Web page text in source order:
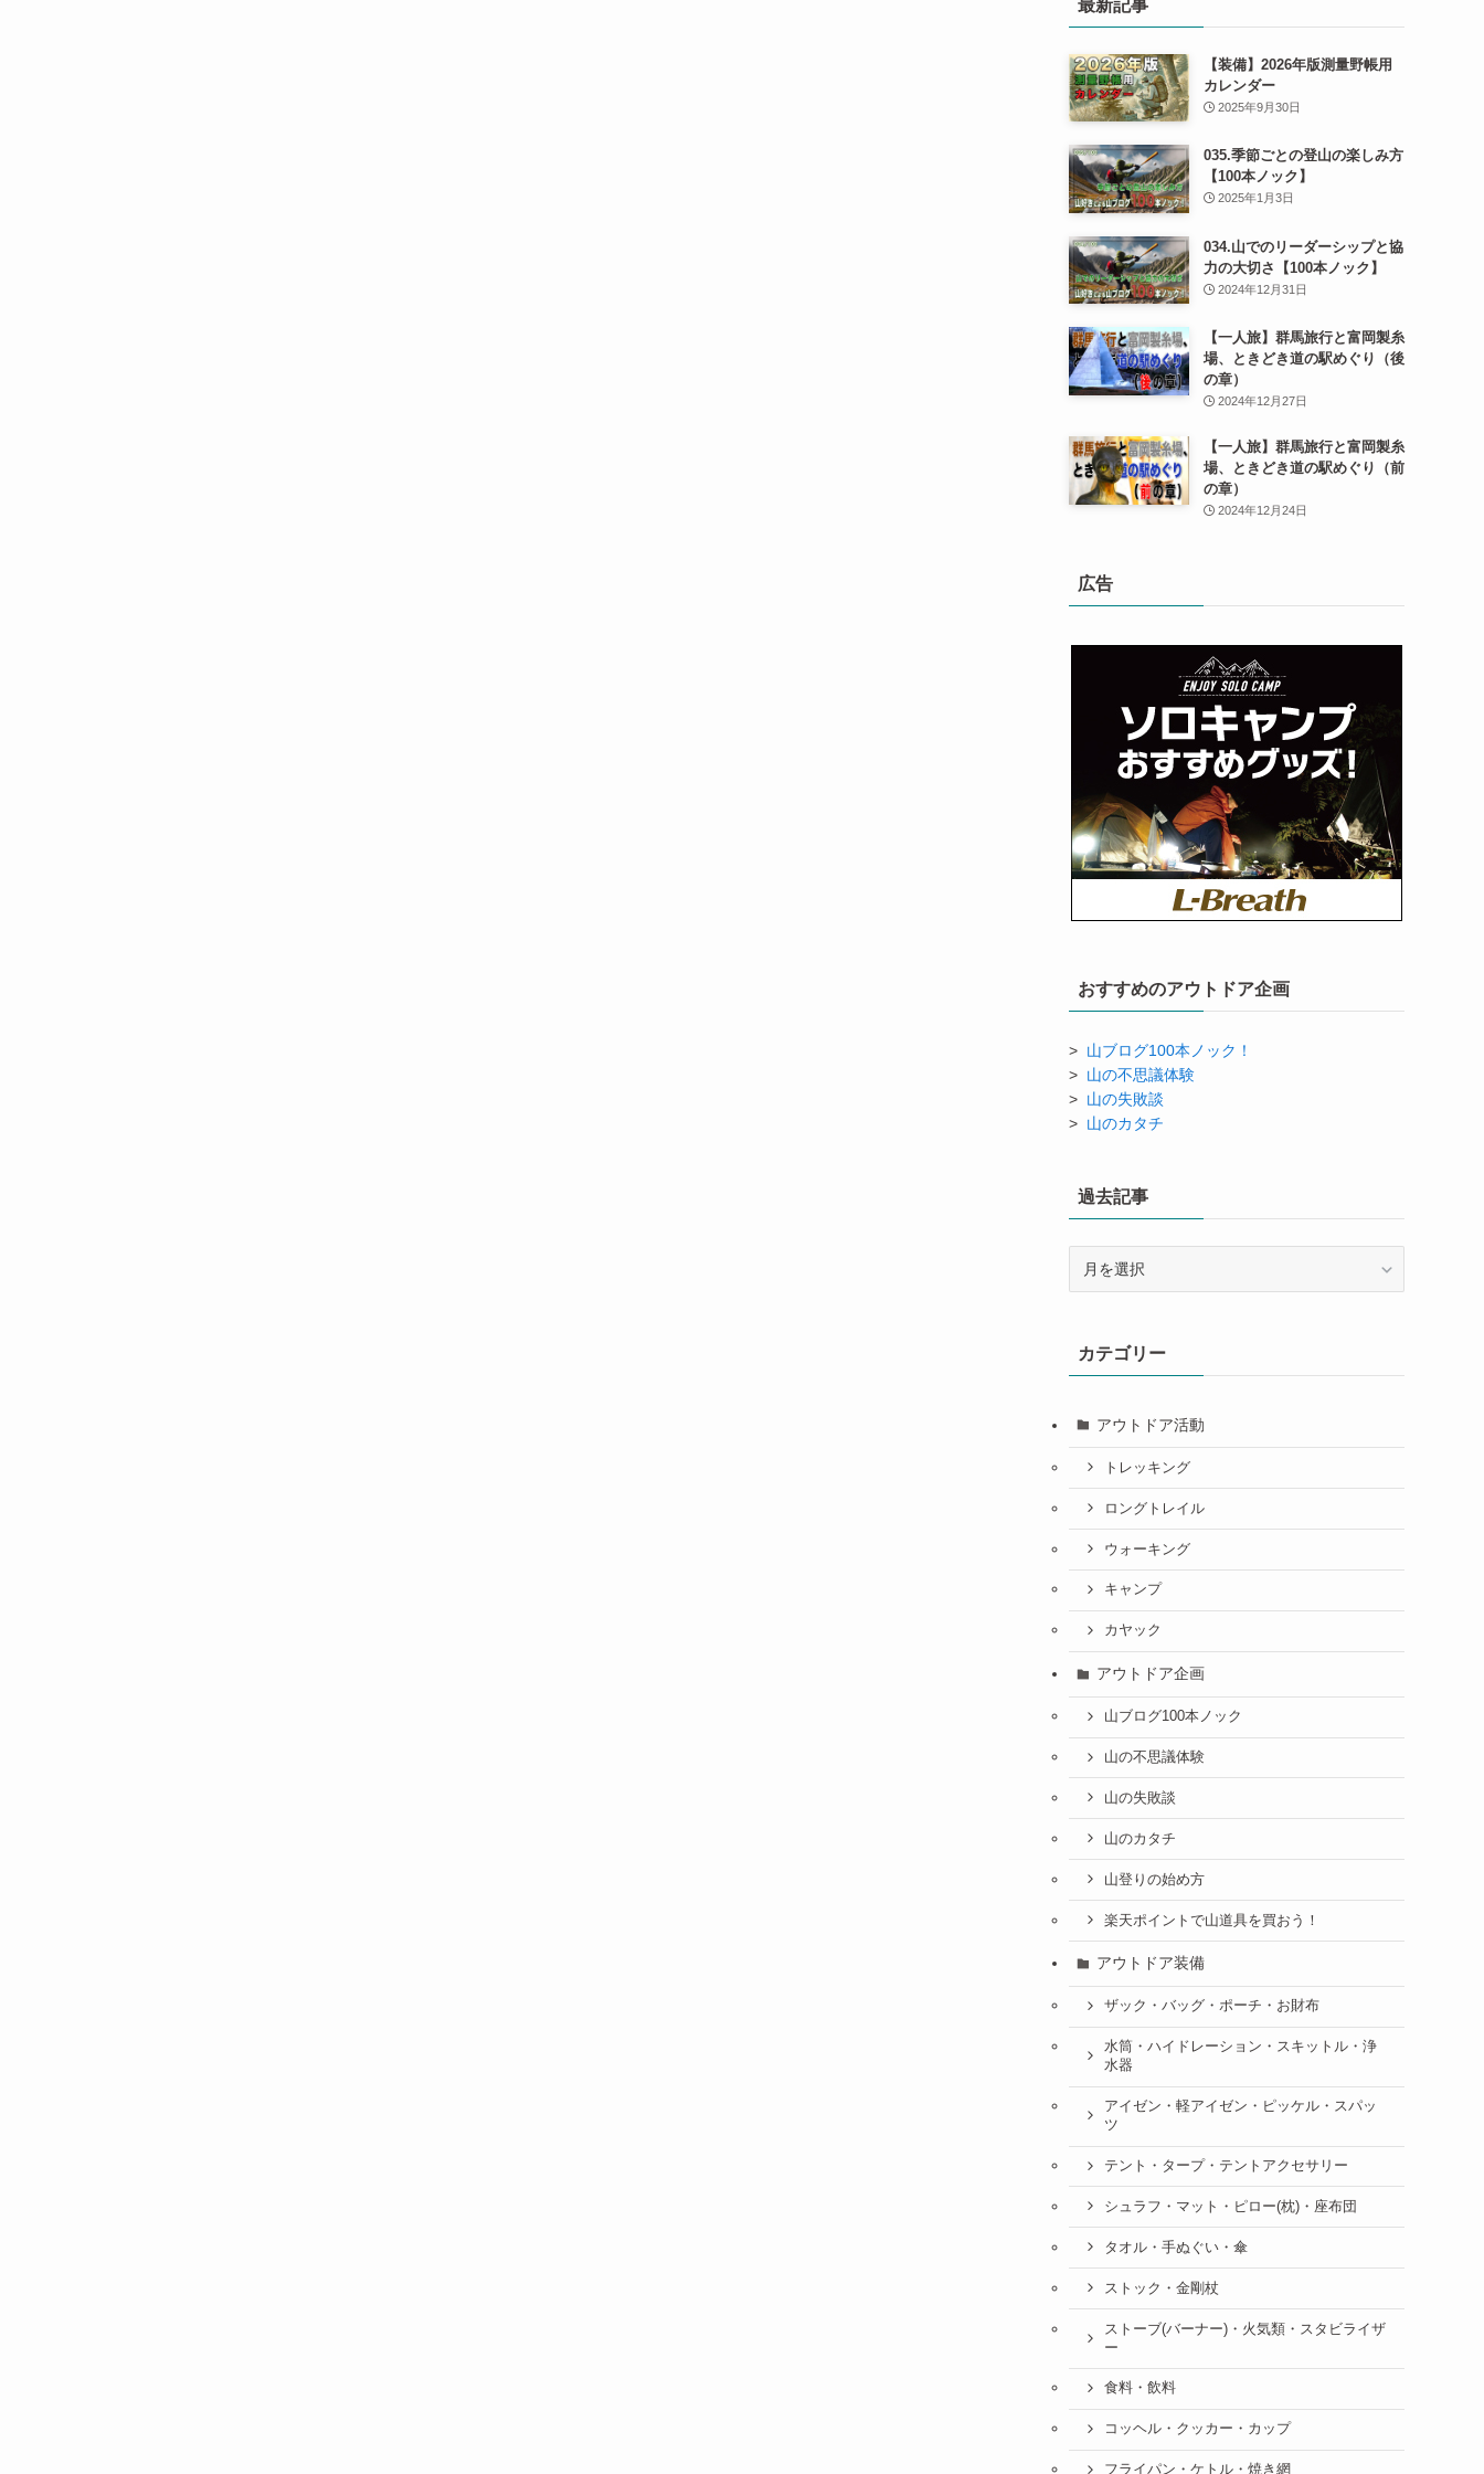
最新記事
【装備】2026年版測量野帳用
カレンダー
2025年9月30日
035.季節ごとの登山の楽しみ方
【100本ノック】
2025年1月3日
034.山でのリーダーシップと協
力の大切さ【100本ノック】
2024年12月31日
【一人旅】群馬旅行と富岡製糸
場、ときどき道の駅めぐり（後
の章）
2024年12月27日
【一人旅】群馬旅行と富岡製糸
場、ときどき道の駅めぐり（前
の章）
2024年12月24日
広告
おすすめのアウトドア企画
> 山ブログ100本ノック！
> 山の不思議体験
> 山の失敗談
> 山のカタチ
過去記事
カテゴリー
アウトドア活動
トレッキング
ロングトレイル
ウォーキング
キャンプ
カヤック
アウトドア企画
山ブログ100本ノック
山の不思議体験
山の失敗談
山のカタチ
山登りの始め方
楽天ポイントで山道具を買おう！
アウトドア装備
ザック・バッグ・ポーチ・お財布
水筒・ハイドレーション・スキットル・浄
水器
アイゼン・軽アイゼン・ピッケル・スパッ
ツ
テント・タープ・テントアクセサリー
シュラフ・マット・ピロー(枕)・座布団
タオル・手ぬぐい・傘
ストック・金剛杖
ストーブ(バーナー)・火気類・スタビライザ
ー
食料・飲料
コッヘル・クッカー・カップ
フライパン・ケトル・焼き網